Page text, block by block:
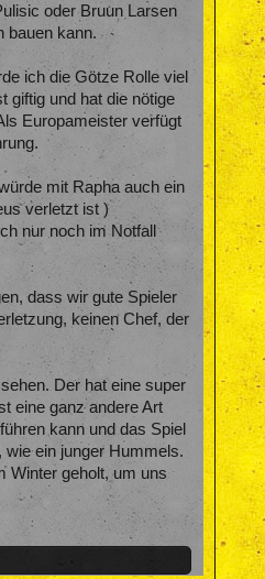
oder Bruun Larsen
bauen kann.
ich die Götze Rolle viel
giftig und hat die nötige
Europameister verfügt
mit Rapha auch ein
verletzt ist )
nur noch im Notfall
dass wir gute Spieler
keinen Chef, der
Der hat eine super
eine ganz andere Art
kann und das Spiel
wie ein junger Hummels.
Winter geholt, um uns